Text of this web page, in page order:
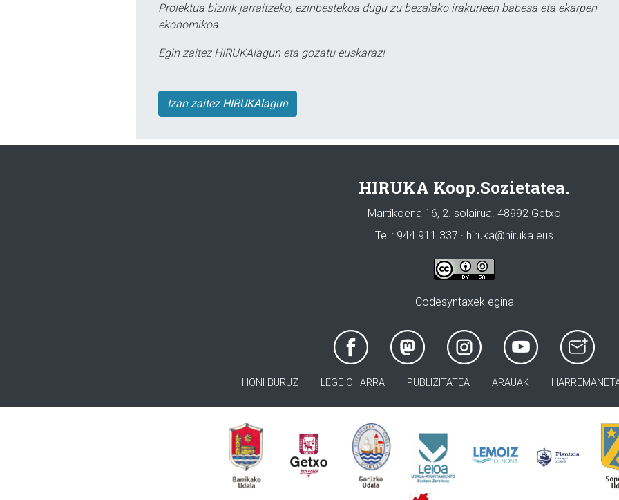
Proiektua bizirik jarraitzeko, ezinbestekoa dugu zu bezalako irakurleen babesa eta ekarpen
ekonomikoa.
Egin zaitez HIRUKAlagun eta gozatu euskaraz!
Izan zaitez HIRUKAlagun
HIRUKA Koop.Sozietatea.
Martikoena 16, 2. solairua. 48992 Getxo
Tel.: 944 911 337 · hiruka@hiruka.eus
Codesyntaxek egina
HONI BURUZ LEGE OHARRA PUBLIZITATEA ARAUAK